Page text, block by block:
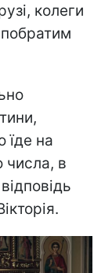
колеги
їде на
числа, в